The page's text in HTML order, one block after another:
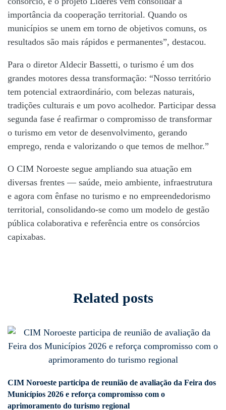
importância da cooperação territorial. Quando os
municípios se unem em torno de objetivos comuns, os
resultados são mais rápidos e permanentes”, destacou.
Para o diretor Aldecir Bassetti, o turismo é um dos
grandes motores dessa transformação: “Nosso território
tem potencial extraordinário, com belezas naturais,
tradições culturais e um povo acolhedor. Participar dessa
segunda fase é reafirmar o compromisso de transformar
o turismo em vetor de desenvolvimento, gerando
emprego, renda e valorizando o que temos de melhor.”
O CIM Noroeste segue ampliando sua atuação em
diversas frentes — saúde, meio ambiente, infraestrutura
e agora com ênfase no turismo e no empreendedorismo
territorial, consolidando-se como um modelo de gestão
pública colaborativa e referência entre os consórcios
capixabas.
Related posts
CIM Noroeste participa de reunião de avaliação da Feira dos
Municípios 2026 e reforça compromisso com o
aprimoramento do turismo regional